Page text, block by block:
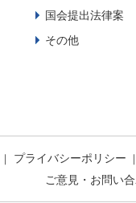
国会提出法律案
その他
プライバシーポリシー
ご意見・お問い